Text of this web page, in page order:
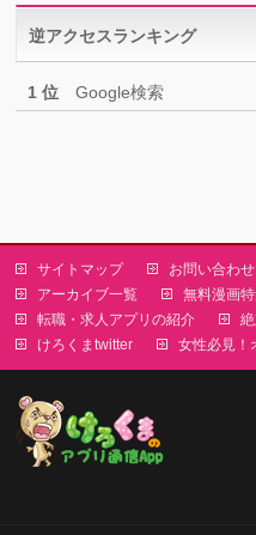
リ
ー逆アクセスランキング
1 位 Google検索
サイトマップ お問い合わせ
アーカイブ一覧
無料漫画
転職・求人アプリの紹介
けろくまtwitter
女性必見！